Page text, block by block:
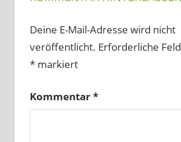
Deine E-Mail-Adresse wird nicht
veröffentlicht. Erforderliche
*markiert
Kommentar*